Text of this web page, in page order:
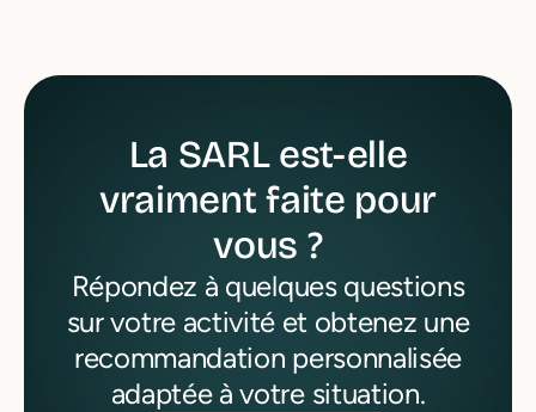
La SARL est-elle
vraiment faite pour
vous ?
Répondez à quelques questions
sur votre activité et obtenez une
recommandation personnalisée
adaptée à votre situation.